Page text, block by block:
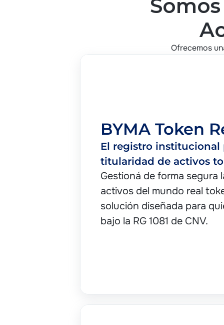
Ofrecemos
BYMA Token
El registro institucional
titularidad de activos
Gestioná de forma segura
activos del mundo real
solución diseñada para
bajo la RG 1081 de CNV.